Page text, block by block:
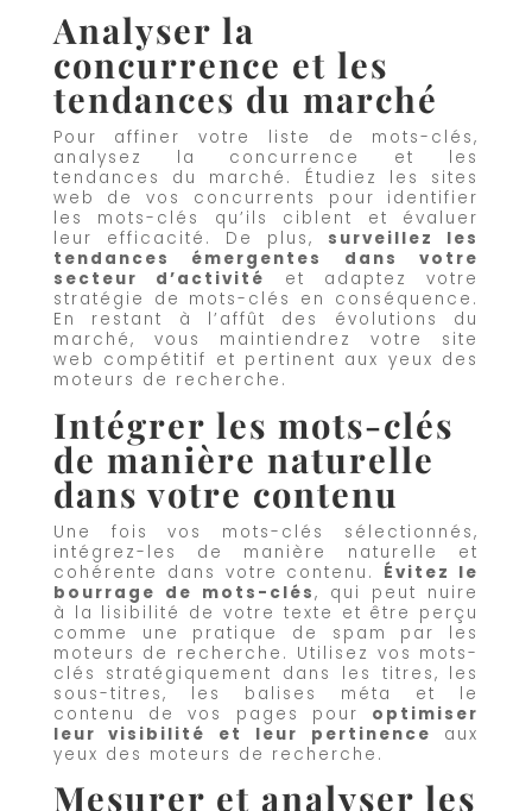
Analyser la
concurrence et les
tendances du marché
Pour affiner votre liste de mots-clés,
analysez la concurrence et les
tendances du marché. Étudiez les sites
web de vos concurrents pour identifier
les mots-clés qu’ils ciblent et évaluer
leur efficacité. De plus, surveillez les
tendances émergentes dans votre
secteur d’activité
et adaptez votre
stratégie de mots-clés en conséquence.
En restant à l’affût des évolutions du
marché, vous maintiendrez votre site
web compétitif et pertinent aux yeux des
moteurs de recherche.
Intégrer les mots-clés
de manière naturelle
dans votre contenu
Une fois vos mots-clés sélectionnés,
intégrez-les de manière naturelle et
cohérente dans votre contenu. Évitez le
bourrage de mots-clés, qui peut nuire
à la lisibilité de votre texte et être perçu
comme une pratique de spam par les
moteurs de recherche. Utilisez vos mots-
clés stratégiquement dans les titres, les
sous-titres, les balises méta et le
contenu de vos pages pour optimiser
leur visibilité et leur pertinence aux
yeux des moteurs de recherche.
Mesurer et analyser les